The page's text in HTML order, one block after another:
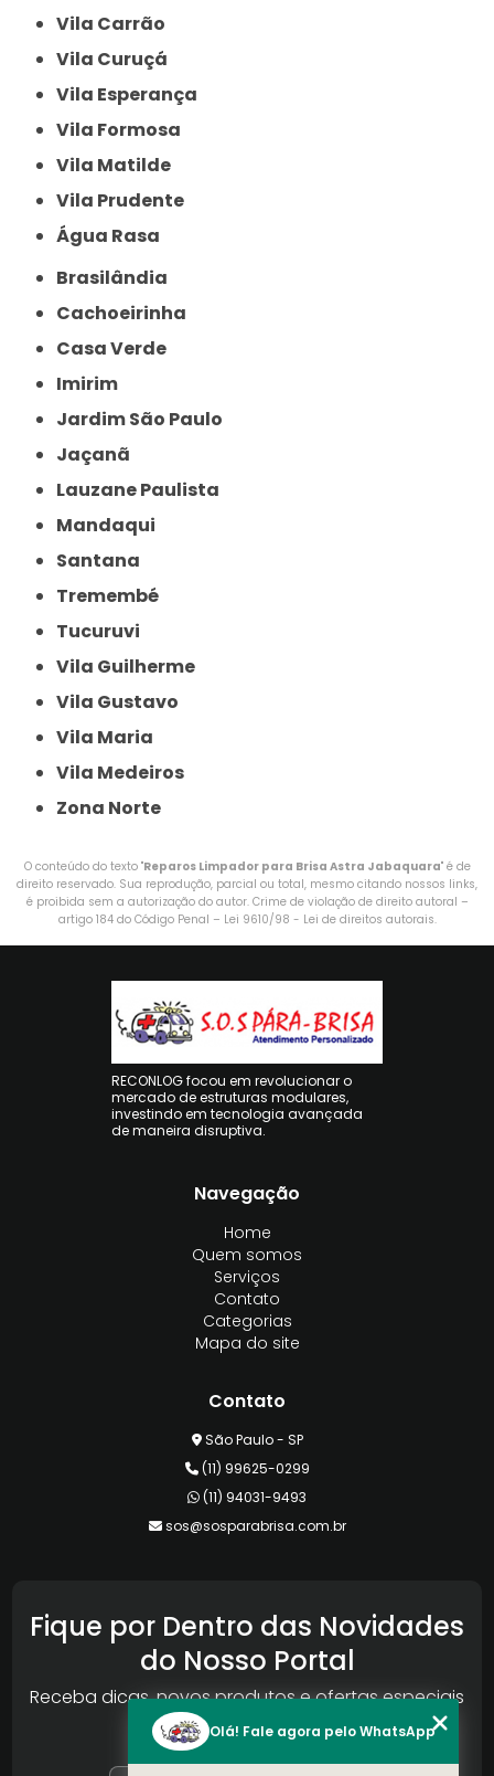
Vila Carrão
Vila Curuçá
Vila Esperança
Vila Formosa
Vila Matilde
Vila Prudente
Água Rasa
Brasilândia
Cachoeirinha
Casa Verde
Imirim
Jardim São Paulo
Jaçanã
Lauzane Paulista
Mandaqui
Santana
Tremembé
Tucuruvi
Vila Guilherme
Vila Gustavo
Vila Maria
Vila Medeiros
Zona Norte
O conteúdo do texto "Reparos Limpador para Brisa Astra Jabaquara" é de
direito reservado. Sua reprodução, parcial ou total, mesmo citando nossos links,
é proibida sem a autorização do autor. Crime de violação de direito autoral –
artigo 184 do Código Penal – Lei 9610/98 - Lei de direitos autorais.
RECONLOG focou em revolucionar o
mercado de estruturas modulares,
investindo em tecnologia avançada
de maneira disruptiva.
Navegação
Home
Quem somos
Serviços
Contato
Categorias
Mapa do site
Contato
São Paulo - SP
(11) 99625-0299
(11) 94031-9493
sos@sosparabrisa.com.br
Fique por Dentro das Novidades
do Nosso Portal
Receba dicas, novos produtos e ofertas especiais
da Reconlog
Olá! Fale agora pelo WhatsApp